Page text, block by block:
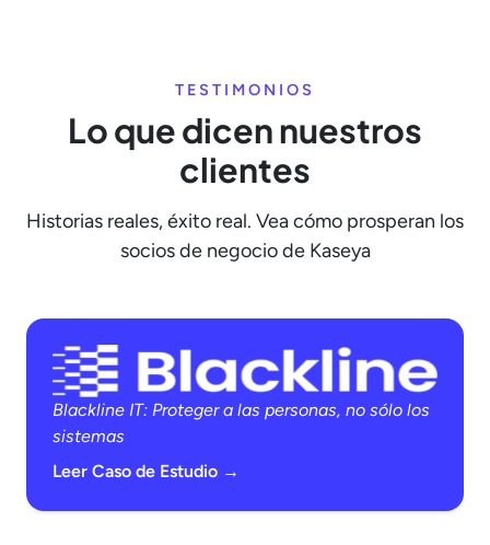
TESTIMONIOS
Lo que dicen nuestros
clientes
Historias reales, éxito real. Vea cómo prosperan los
socios de negocio de Kaseya
Blackline IT: Proteger a las personas, no sólo los
sistemas
Leer Caso de Estudio →